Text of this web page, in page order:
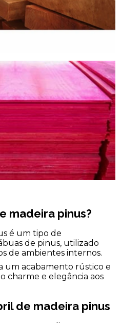
madeira pinus?
é um tipo de
de pinus, utilizado
de ambientes internos.
um acabamento rústico e
charme e elegância aos
de madeira pinus